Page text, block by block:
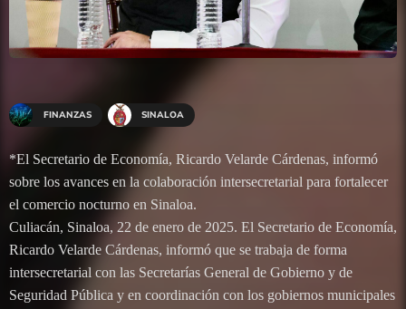
FINANZAS SINALOA
*El Secretario de Economía, Ricardo Velarde Cárdenas, informó
sobre los avances en la colaboración intersecretarial para fortalecer
el comercio nocturno en Sinaloa.
Culiacán, Sinaloa, 22 de enero de 2025. El Secretario de Economía,
Ricardo Velarde Cárdenas, informó que se trabaja de forma
intersecretarial con las Secretarías General de Gobierno y de
Seguridad Pública y en coordinación con los gobiernos municipales